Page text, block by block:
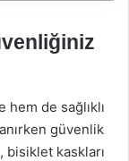
de sağlıklı
güvenlik
bisiklet kaskları